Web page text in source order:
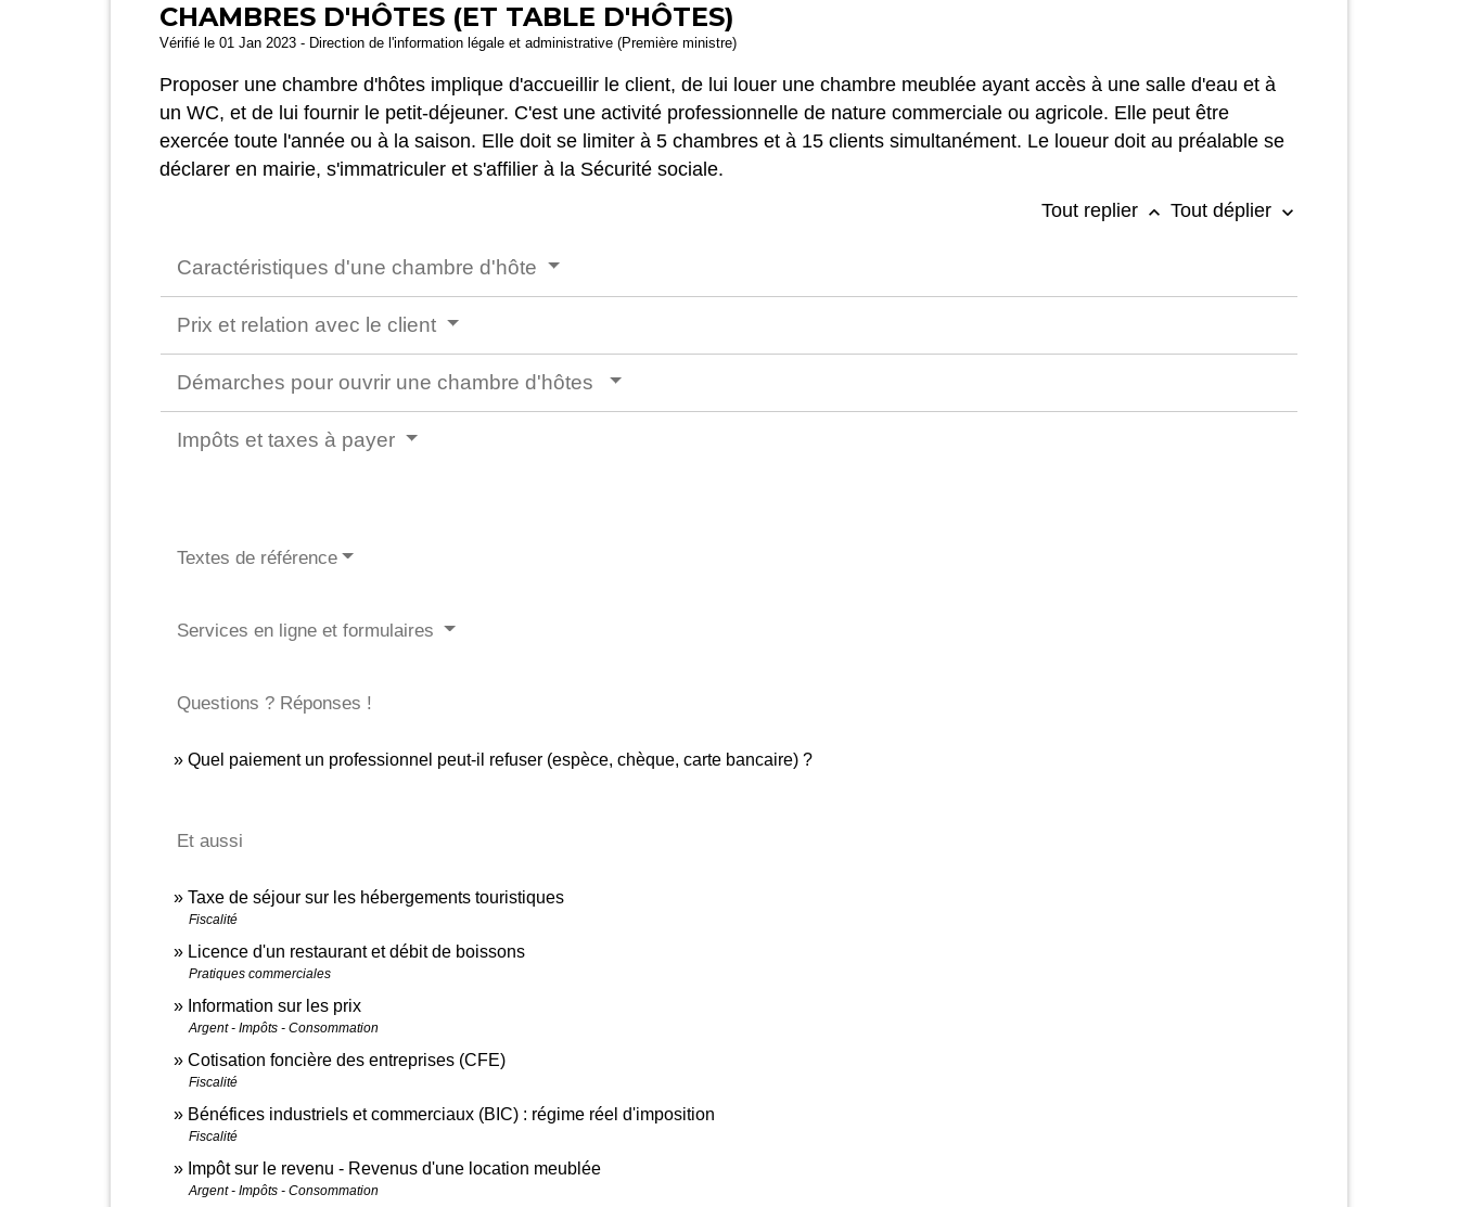
CHAMBRES D'HÔTES (ET TABLE D'HÔTES)
Vérifié le 01 Jan 2023 - Direction de l'information légale et administrative (Première ministre)
Proposer une chambre d'hôtes implique d'accueillir le client, de lui louer une chambre meublée ayant accès à une salle d'eau et à
un WC, et de lui fournir le petit-déjeuner. C'est une activité professionnelle de nature commerciale ou agricole. Elle peut être
exercée toute l'année ou à la saison. Elle doit se limiter à 5 chambres et à 15 clients simultanément. Le loueur doit au préalable se
déclarer en mairie, s'immatriculer et s'affilier à la Sécurité sociale.
Tout replier keyboard_arrow_up Tout déplier keyboard_arrow_down
Caractéristiques d'une chambre d'hôte
Prix et relation avec le client
Démarches pour ouvrir une chambre d'hôtes
Impôts et taxes à payer
Textes de référence
Services en ligne et formulaires
Questions ? Réponses !
Quel paiement un professionnel peut-il refuser (espèce, chèque, carte bancaire) ?
Et aussi
Taxe de séjour sur les hébergements touristiques
Fiscalité
Licence d'un restaurant et débit de boissons
Pratiques commerciales
Information sur les prix
Argent - Impôts - Consommation
Cotisation foncière des entreprises (CFE)
Fiscalité
Bénéfices industriels et commerciaux (BIC) : régime réel d'imposition
Fiscalité
Impôt sur le revenu - Revenus d'une location meublée
Argent - Impôts - Consommation